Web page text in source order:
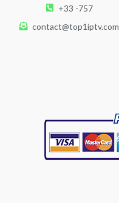
+33 -757
contact@top1iptv.com